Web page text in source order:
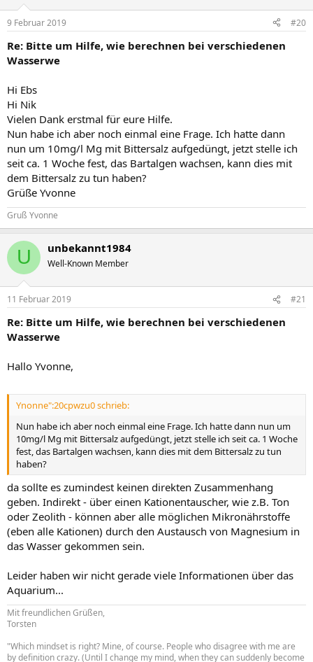
9 Februar 2019 #20
Re: Bitte um Hilfe, wie berechnen bei verschiedenen
Wasserwe
Hi Ebs
Hi Nik
Vielen Dank erstmal für eure Hilfe.
Nun habe ich aber noch einmal eine Frage. Ich hatte dann
nun um 10mg/l Mg mit Bittersalz aufgedüngt, jetzt stelle ich
seit ca. 1 Woche fest, das Bartalgen wachsen, kann dies mit
dem Bittersalz zu tun haben?
Grüße Yvonne
Gruß Yvonne
U unbekannt1984
Well-Known Member
11 Februar 2019 #21
Re: Bitte um Hilfe, wie berechnen bei verschiedenen
Wasserwe
Hallo Yvonne,
Ynonne":20cpwzu0 schrieb:
Nun habe ich aber noch einmal eine Frage. Ich hatte dann nun um
10mg/l Mg mit Bittersalz aufgedüngt, jetzt stelle ich seit ca. 1 Woche
fest, das Bartalgen wachsen, kann dies mit dem Bittersalz zu tun
haben?
da sollte es zumindest keinen direkten Zusammenhang
geben. Indirekt - über einen Kationentauscher, wie z.B. Ton
oder Zeolith - können aber alle möglichen Mikronährstoffe
(eben alle Kationen) durch den Austausch von Magnesium in
das Wasser gekommen sein.
Leider haben wir nicht gerade viele Informationen über das
Aquarium...
Mit freundlichen Grüßen,
Torsten
"Which mindset is right? Mine, of course. People who disagree with me are
by definition crazy. (Until I change my mind, when they can suddenly become